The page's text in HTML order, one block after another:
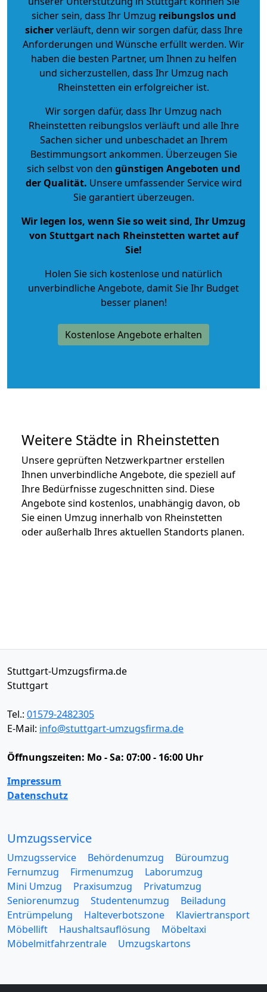
sicher sein, dass Ihr Umzug reibungslos und
sicherverläuft, denn wir sorgen dafür, dass Ihre
Anforderungen und Wünsche erfüllt werden. Wir
haben die besten Partner, um Ihnen zu helfen
und sicherzustellen, dass Ihr Umzug nach
Rheinstetten ein erfolgreicher ist.
Wir sorgen dafür, dass Ihr Umzug nach
Rheinstetten reibungslos verläuft und alle Ihre
Sachen sicher und unbeschadet an Ihrem
Bestimmungsort ankommen. Überzeugen Sie
sich selbst von den günstigen Angeboten und
der Qualität. Unsere umfassender Service wird
Sie garantiert überzeugen.
Wir legen los, wenn Sie so weit sind, Ihr Umzug
von Stuttgart nach Rheinstetten wartet auf
Sie!
Holen Sie sich kostenlose und natürlich
unverbindliche Angebote, damit Sie Ihr Budget
besser planen!
Kostenlose Angebote erhalten
Weitere Städte in Rheinstetten
Unsere geprüften Netzwerkpartner erstellen
Ihnen unverbindliche Angebote, die speziell auf
Ihre Bedürfnisse zugeschnitten sind. Diese
Angebote sind kostenlos, unabhängig davon, ob
Sie einen Umzug innerhalb von Rheinstetten
oder außerhalb Ihres aktuellen Standorts planen.
Stuttgart-Umzugsfirma.de
Stuttgart
Tel.: 01579-2482305
E-Mail: info@stuttgart-umzugsfirma.de
Öffnungszeiten: Mo - Sa: 07:00 - 16:00 Uhr
Impressum
Datenschutz
Umzugsservice
Umzugsservice Behördenumzug
Büroumzug
Fernumzug
Firmenumzug
Laborumzug
Mini Umzug
Praxisumzug
Privatumzug
Seniorenumzug
Studentenumzug
Beiladung
Entrümpelung
Halteverbotszone
Klaviertransport
Möbellift
Haushaltsauflösung
Möbeltaxi
Möbelmitfahrzentrale
Umzugskartons